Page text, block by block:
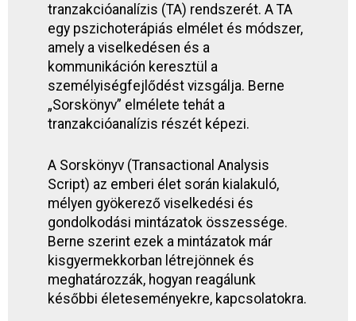
tranzakcióanalízis (TA) rendszerét. A TA
egy pszichoterápiás elmélet és módszer,
amely a viselkedésen és a
kommunikáción keresztül a
személyiségfejlődést vizsgálja. Berne
„Sorskönyv” elmélete tehát a
tranzakcióanalízis részét képezi.
A Sorskönyv (Transactional Analysis
Script) az emberi élet során kialakuló,
mélyen gyökerező viselkedési és
gondolkodási mintázatok összessége.
Berne szerint ezek a mintázatok már
kisgyermekkorban létrejönnek és
meghatározzák, hogyan reagálunk
későbbi életeseményekre, kapcsolatokra.